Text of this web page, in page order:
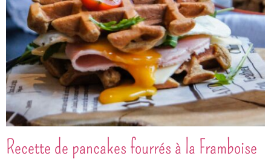
Recette de pancakes fourrés à la Framboise